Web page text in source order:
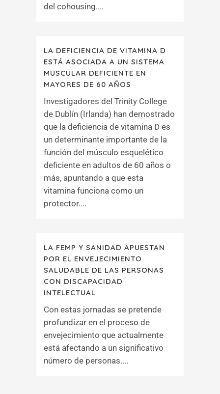
del cohousing....
LA DEFICIENCIA DE VITAMINA D
ESTÁ ASOCIADA A UN SISTEMA
MUSCULAR DEFICIENTE EN
MAYORES DE 60 AÑOS
Investigadores del Trinity College
de Dublín (Irlanda) han demostrado
que la deficiencia de vitamina D es
un determinante importante de la
función del músculo esquelético
deficiente en adultos de 60 años o
más, apuntando a que esta
vitamina funciona como un
protector....
LA FEMP Y SANIDAD APUESTAN
POR EL ENVEJECIMIENTO
SALUDABLE DE LAS PERSONAS
CON DISCAPACIDAD
INTELECTUAL
Con estas jornadas se pretende
profundizar en el proceso de
envejecimiento que actualmente
está afectando a un significativo
número de personas....